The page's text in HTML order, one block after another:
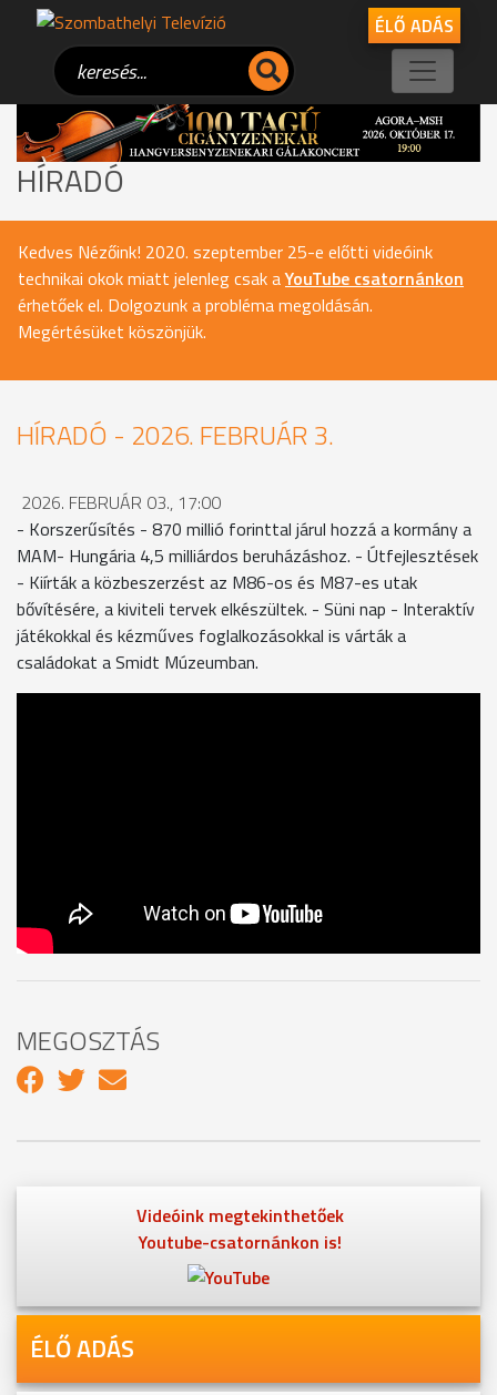
ÉLŐ ADÁS
HÍRADÓ
Kedves Nézőink! 2020. szeptember 25-e előtti videóink
technikai okok miatt jelenleg csak aYouTube csatornánkon
érhetőek el. Dolgozunk a probléma megoldásán.
Megértésüket köszönjük.
HÍRADÓ - 2026. FEBRUÁR 3.
2026. FEBRUÁR 03., 17:00
- Korszerűsítés - 870 millió forinttal járul hozzá a kormány a
MAM- Hungária 4,5 milliárdos beruházáshoz. - Útfejlesztések
- Kiírták a közbeszerzést az M86-os és M87-es utak
bővítésére, a kiviteli tervek elkészültek. - Süni nap - Interaktív
játékokkal és kézműves foglalkozásokkal is várták a
családokat a Smidt Múzeumban.
MEGOSZTÁS
Videóink megtekinthetőek
Youtube-csatornánkon is!
ÉLŐ ADÁS